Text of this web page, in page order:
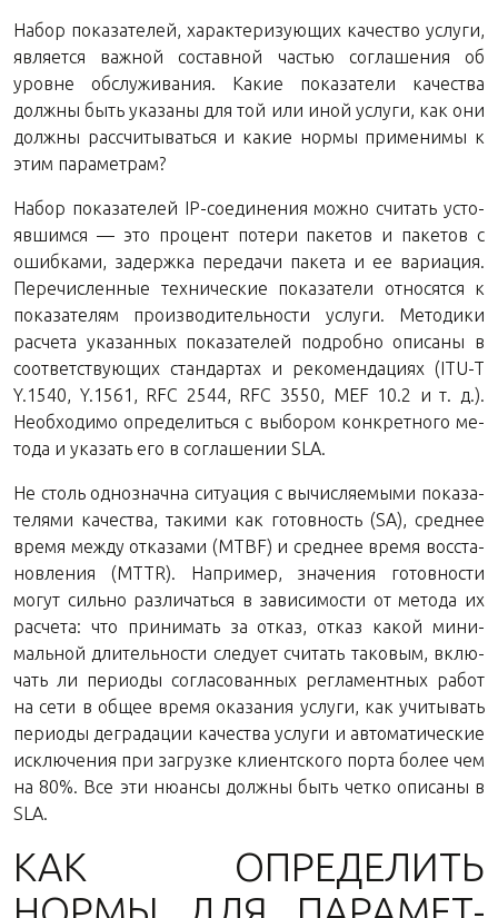
Набор по­ка­за­те­лей, ха­рак­те­ри­зу­ю­щих ка­че­ство услу­ги,
яв­ля­ет­ся важ­ной со­став­ной ча­стью со­гла­ше­ния об
уровне об­слу­жи­ва­ния. Какие по­ка­за­те­ли ка­че­ства
долж­ны быть ука­за­ны для той или иной услу­ги, как они
долж­ны рас­счи­ты­вать­ся и какие нормы при­ме­ни­мы к
этим параметрам?
Набор по­ка­за­те­лей IP-со­еди­не­ния можно счи­тать усто­
яв­шим­ся — это про­цент по­те­ри па­ке­тов и па­ке­тов с
ошиб­ка­ми, за­держ­ка пе­ре­да­чи па­ке­та и ее ва­ри­а­ция.
Пе­ре­чис­лен­ные тех­ни­че­ские по­ка­за­те­ли от­но­сят­ся к
по­ка­за­те­лям про­из­во­ди­тель­но­сти услу­ги. Ме­то­ди­ки
рас­че­та ука­зан­ных по­ка­за­те­лей по­дроб­но опи­са­ны в
со­от­вет­ству­ю­щих стан­дар­тах и ре­ко­мен­да­ци­ях (ITU-T
Y.1540, Y.1561, RFC 2544, RFC 3550, MEF 10.2 и т. д.).
Необ­хо­ди­мо опре­де­лить­ся с вы­бо­ром кон­крет­но­го ме­
то­да и ука­зать его в со­гла­ше­нии SLA.
Не столь од­но­знач­на си­ту­а­ция с вы­чис­ля­е­мы­ми по­ка­за­
те­ля­ми ка­че­ства, та­ки­ми как го­тов­ность (SA), сред­нее
время между от­ка­за­ми (MTBF) и сред­нее время вос­ста­
нов­ле­ния (MTTR). На­при­мер, зна­че­ния го­тов­но­сти
могут силь­но раз­ли­чать­ся в за­ви­си­мо­сти от ме­то­да их
рас­че­та: что при­ни­мать за отказ, отказ какой ми­ни­
маль­ной дли­тель­но­сти сле­ду­ет счи­тать та­ко­вым, вклю­
чать ли пе­ри­о­ды со­гла­со­ван­ных ре­гла­мент­ных работ
на сети в общее время ока­за­ния услу­ги, как учи­ты­вать
пе­ри­о­ды де­гра­да­ции ка­че­ства услу­ги и ав­то­ма­ти­че­ские
ис­клю­че­ния при за­груз­ке кли­ент­ско­го порта более чем
на 80%. Все эти ню­ан­сы долж­ны быть четко опи­са­ны в
SLA.
КАК ОПРЕ­ДЕ­ЛИТЬ